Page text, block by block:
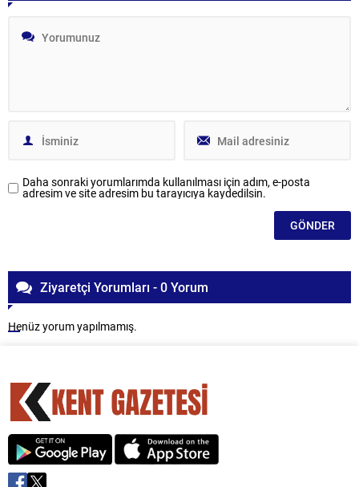
Daha sonraki yorumlarımda kullanılması için adım, e-posta
adresim ve site adresim bu tarayıcıya kaydedilsin.
Ziyaretçi Yorumları - 0 Yorum
Henüz yorum yapılmamış.